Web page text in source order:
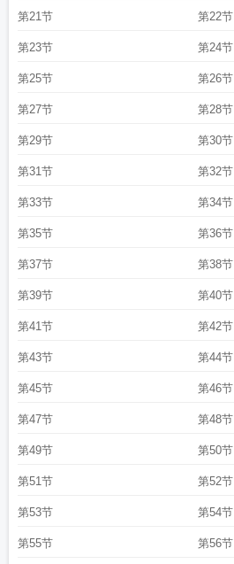
第21节 第22节
第23节 第24节
第25节 第26节
第27节 第28节
第29节 第30节
第31节 第32节
第33节 第34节
第35节 第36节
第37节 第38节
第39节 第40节
第41节 第42节
第43节 第44节
第45节 第46节
第47节 第48节
第49节 第50节
第51节 第52节
第53节 第54节
第55节 第56节